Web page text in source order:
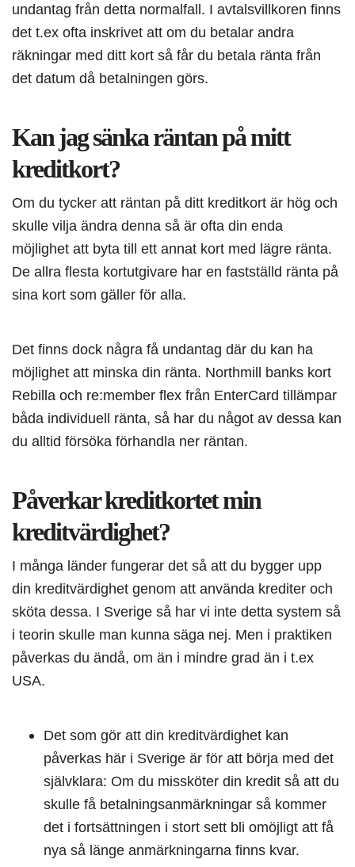
undantag från detta normalfall. I avtalsvillkoren finns
det t.ex ofta inskrivet att om du betalar andra
räkningar med ditt kort så får du betala ränta från
det datum då betalningen görs.
Kan jag sänka räntan på mitt
kreditkort?
Om du tycker att räntan på ditt kreditkort är hög och
skulle vilja ändra denna så är ofta din enda
möjlighet att byta till ett annat kort med lägre ränta.
De allra flesta kortutgivare har en fastställd ränta på
sina kort som gäller för alla.
Det finns dock några få undantag där du kan ha
möjlighet att minska din ränta. Northmill banks kort
Rebilla och re:member flex från EnterCard tillämpar
båda individuell ränta, så har du något av dessa kan
du alltid försöka förhandla ner räntan.
Påverkar kreditkortet min
kreditvärdighet?
I många länder fungerar det så att du bygger upp
din kreditvärdighet genom att använda krediter och
sköta dessa. I Sverige så har vi inte detta system så
i teorin skulle man kunna säga nej. Men i praktiken
påverkas du ändå, om än i mindre grad än i t.ex
USA.
Det som gör att din kreditvärdighet kan
påverkas här i Sverige är för att börja med det
självklara: Om du missköter din kredit så att du
skulle få betalningsanmärkningar så kommer
det i fortsättningen i stort sett bli omöjligt att få
nya så länge anmärkningarna finns kvar.